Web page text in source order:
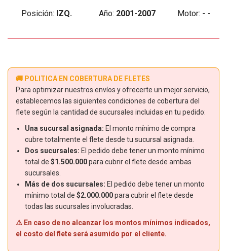
Posición: IZQ. Año: 2001-2007 Motor: - -
🚚 POLITICA EN COBERTURA DE FLETES
Para optimizar nuestros envíos y ofrecerte un mejor servicio,
establecemos las siguientes condiciones de cobertura del
flete según la cantidad de sucursales incluidas en tu pedido:
Una sucursal asignada: El monto mínimo de compra
cubre totalmente el flete desde tu sucursal asignada.
Dos sucursales: El pedido debe tener un monto mínimo
total de $1.500.000para cubrir el flete desde ambas
sucursales.
Más de dos sucursales: El pedido debe tener un monto
mínimo total de $2.000.000para cubrir el flete desde
todas las sucursales involucradas.
⚠️ En caso de no alcanzar los montos mínimos indicados,
el costo del flete será asumido por el cliente.